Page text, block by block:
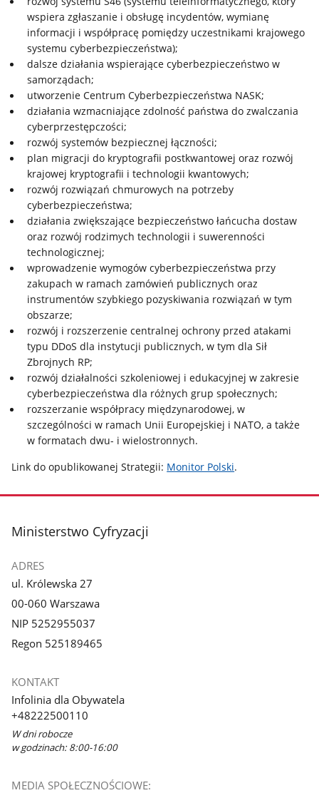
wspiera zgłaszanie i obsługę incydentów, wymianę
informacji i współpracę pomiędzy uczestnikami krajowego
systemu cyberbezpieczeństwa);
dalsze działania wspierające cyberbezpieczeństwo w
samorządach;
utworzenie Centrum Cyberbezpieczeństwa NASK;
działania wzmacniające zdolność państwa do zwalczania
cyberprzestępczości;
rozwój systemów bezpiecznej łączności;
plan migracji do kryptografii postkwantowej oraz rozwój
krajowej kryptografii i technologii kwantowych;
rozwój rozwiązań chmurowych na potrzeby
cyberbezpieczeństwa;
działania zwiększające bezpieczeństwo łańcucha dostaw
oraz rozwój rodzimych technologii i suwerenności
technologicznej;
wprowadzenie wymogów cyberbezpieczeństwa przy
zakupach w ramach zamówień publicznych oraz
instrumentów szybkiego pozyskiwania rozwiązań w tym
obszarze;
rozwój i rozszerzenie centralnej ochrony przed atakami
typu DDoS dla instytucji publicznych, w tym dla Sił
Zbrojnych RP;
rozwój działalności szkoleniowej i edukacyjnej w zakresie
cyberbezpieczeństwa dla różnych grup społecznych;
rozszerzanie współpracy międzynarodowej, w
szczególności w ramach Unii Europejskiej i NATO, a także
w formatach dwu- i wielostronnych.
Link do opublikowanej Strategii: Monitor Polski.
stopka
Ministerstwo Cyfryzacji
ADRES
ul. Królewska 27
00-060 Warszawa
NIP 5252955037
Regon 525189465
KONTAKT
Infolinia dla Obywatela
+48222500110
W dni robocze
w godzinach: 8:00-16:00
MEDIA SPOŁECZNOŚCIOWE: